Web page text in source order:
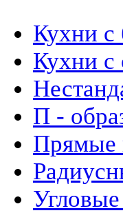
Кухни с
Кухни с
П -
Прямые